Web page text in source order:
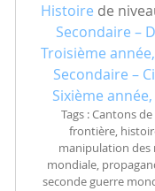
Histoire de
Secondaire –
Troisième
Secondaire –
Sixième
Tags : Cantons
frontière,
manipulation des
mondiale,
seconde guerre